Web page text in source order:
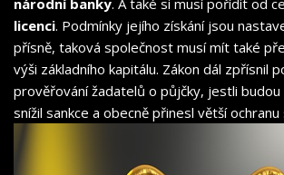
národní banky. A také si musí pořídit od
licenci. Podmínky jejího získání jsou
přísně, taková společnost musí mít také
výši základního kapitálu. Zákon dál zpřísnil
prověřování žadatelů o půjčky, jestli budou
snížil sankce a obecně přinesl větší